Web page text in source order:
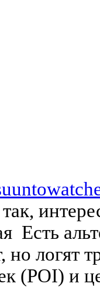
Есть
но логят
(POI) и